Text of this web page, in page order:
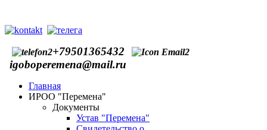
+79501365432
igoboperemena@mail.ru
Главная
ИPOO "Перемена"
Документы
Устав "Перемена"